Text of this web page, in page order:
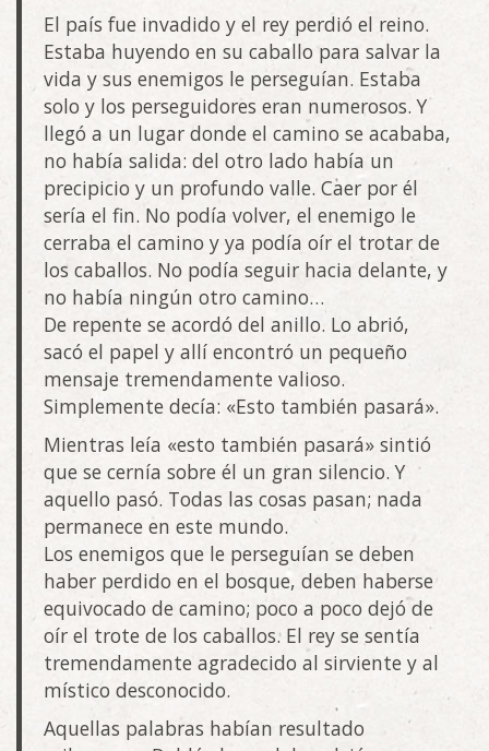
El país fue invadido y el rey perdió el reino.
Estaba huyendo en su caballo para salvar la
vida y sus enemigos le perseguían. Estaba
solo y los perseguidores eran numerosos. Y
llegó a un lugar donde el camino se acababa,
no había salida: del otro lado había un
precipicio y un profundo valle. Caer por él
sería el fin. No podía volver, el enemigo le
cerraba el camino y ya podía oír el trotar de
los caballos. No podía seguir hacia delante, y
no había ningún otro camino…
De repente se acordó del anillo. Lo abrió,
sacó el papel y allí encontró un pequeño
mensaje tremendamente valioso.
Simplemente decía: «Esto también pasará».
Mientras leía «esto también pasará» sintió
que se cernía sobre él un gran silencio. Y
aquello pasó. Todas las cosas pasan; nada
permanece en este mundo.
Los enemigos que le perseguían se deben
haber perdido en el bosque, deben haberse
equivocado de camino; poco a poco dejó de
oír el trote de los caballos. El rey se sentía
tremendamente agradecido al sirviente y al
místico desconocido.
Aquellas palabras habían resultado